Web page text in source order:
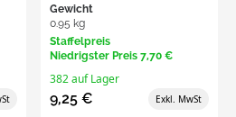
Gewicht
0.95 kg
Staffelpreis
Niedrigster Preis 7,70 €
382 auf Lager
9,25 €